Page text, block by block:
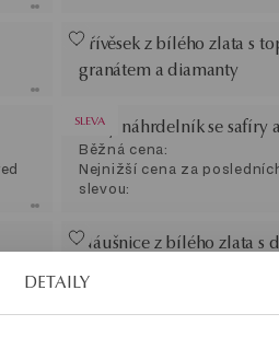
DETAILY
Přívěsek z bílého zlata s
granátem a diamanty
SLEVA
Zlatý náhrdelník se safíry
Běžná cena:
Nejnižší cena za
slevou:
Náušnice z bílého zlata s